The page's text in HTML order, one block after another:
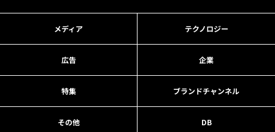
メディア テクノロジー
広告 企業
特集 ブランドチャンネル
その他 DB